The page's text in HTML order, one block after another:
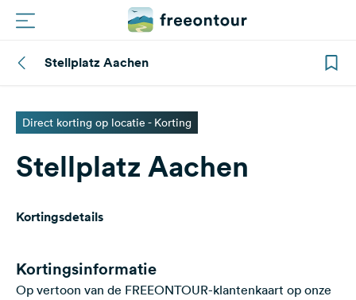
Routes
Campings
Magazine
Inloggen
Stellplatz Aachen
Direct korting op locatie - Korting
Stellplatz Aachen
Kortingsdetails
Kortingsinformatie
Op vertoon van de FREEONTOUR-klantenkaart op onze